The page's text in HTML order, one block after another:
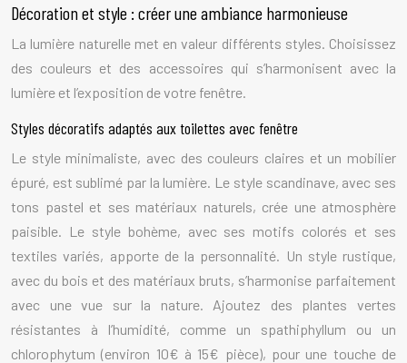
Décoration et style : créer une ambiance harmonieuse
La lumière naturelle met en valeur différents styles. Choisissez
des couleurs et des accessoires qui s’harmonisent avec la
lumière et l’exposition de votre fenêtre.
Styles décoratifs adaptés aux toilettes avec fenêtre
Le style minimaliste, avec des couleurs claires et un mobilier
épuré, est sublimé par la lumière. Le style scandinave, avec ses
tons pastel et ses matériaux naturels, crée une atmosphère
paisible. Le style bohème, avec ses motifs colorés et ses
textiles variés, apporte de la personnalité. Un style rustique,
avec du bois et des matériaux bruts, s’harmonise parfaitement
avec une vue sur la nature. Ajoutez des plantes vertes
résistantes à l’humidité, comme un spathiphyllum ou un
chlorophytum (environ 10€ à 15€ pièce), pour une touche de